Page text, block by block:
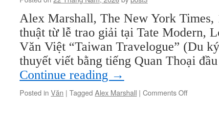
Alex Marshall, The New York Times,
thuật từ lễ trao giải tại Tate Modern,
Văn Việt “Taiwan Travelogue” (Du
thuyết viết bằng tiếng Quan Thoại
Continue reading →
Posted in Văn | Tagged Alex Marshall | Comments Offon